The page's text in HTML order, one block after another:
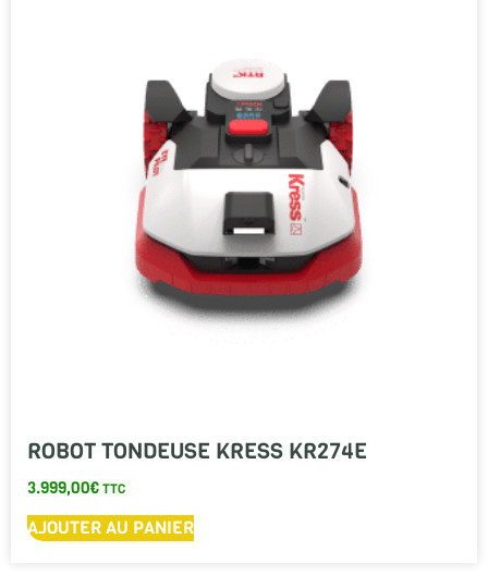
ROBOT TONDEUSE KRESS KR274E
3.999,00€TTC
AJOUTER AU PANIER